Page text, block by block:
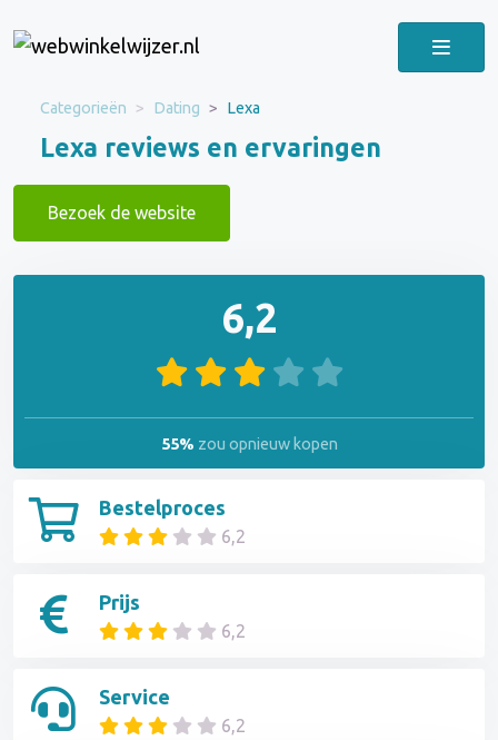
Categorieën Dating Lexa
Lexa reviews en ervaringen
Bezoek de website
Bestelproces
6,2
Prijs
6,2
Service
6,2
6,2
55% zou opnieuw kopen